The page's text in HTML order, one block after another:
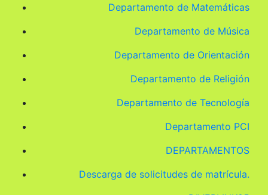
Departamento de Matemáticas
Departamento de Música
Departamento de Orientación
Departamento de Religión
Departamento de Tecnología
Departamento PCI
DEPARTAMENTOS
Descarga de solicitudes de matrícula.